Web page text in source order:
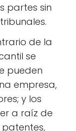
partes sin
de la
se
pueden
empresa,
y los
a raíz de